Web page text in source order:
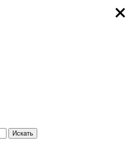
Искать
×
×
×
×